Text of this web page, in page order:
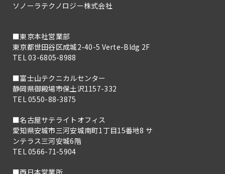
ソノーラテクノロジー株式会社
■東京本社営業部
東京都世田谷区成城2-40-5 Verte-Bldg 2F
TEL 03-6805-8988
■富士山テクニカルセンター
静岡県御殿場市保土沢1157-332
TEL 0550-88-3875
■名古屋サテライトオフィス
愛知県安城市三河安城南町1丁目15番地8 サ
ンテラス三河安城6階
TEL 0566-71-5904